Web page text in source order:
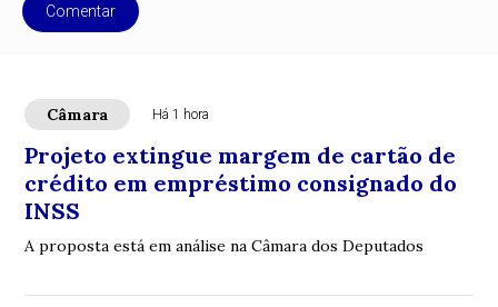
Comentar
Câmara Há 1 hora
Projeto extingue margem de cartão de
crédito em empréstimo consignado do
INSS
A proposta está em análise na Câmara dos Deputados